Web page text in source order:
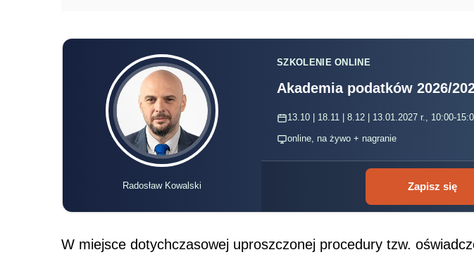
Radosław Kowalski
SZKOLENIE ONLINE
Akademia podatków 2026/
13.10 | 18.11 | 8.12 | 13.01.2027 r., 10:00-
online, na żywo + nagranie
Zapisz się
W miejsce dotychczasowej uproszczonej procedury tzw.